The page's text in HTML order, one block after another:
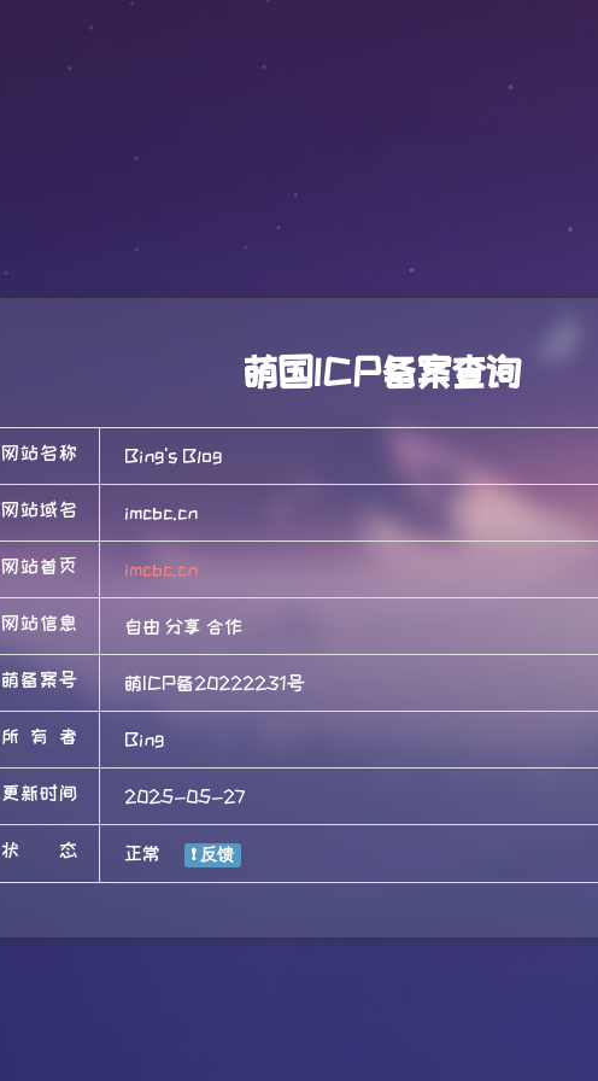
萌国ICP备案查询
网站名称 Bing's Blog
网站域名 imcbc.cn
网站首页 imcbc.cn
网站信息 自由 分享 合作
萌备案号 萌ICP备20222231号
所有者 Bing
更新时间 2025-05-27
状态 正常